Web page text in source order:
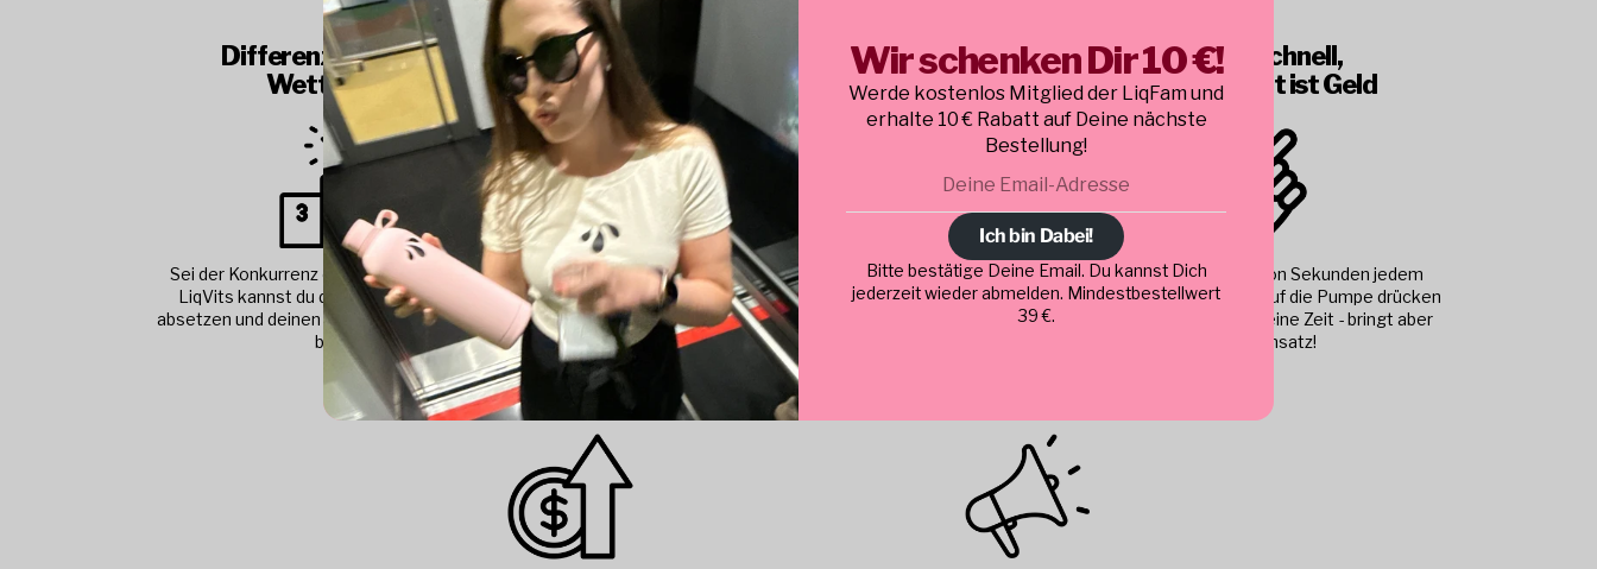
Wir schenken Dir 10 €!
Werde kostenlos Mitglied der LiqFam und
erhalte 10 € Rabatt auf Deine nächste
Bestellung!
Ich bin Dabei!
Bitte bestätige Deine Email. Du kannst Dich
jederzeit wieder abmelden. Mindestbestellwert
39 €.
Differenzierung zum
Wettbewerb
Sei der Konkurrenz einen Schritt voraus! Mit
LiqVits kannst du dich von der Konkurrenz
absetzen und deinen Kunden etwas einmaliges
bieten.
Health Conscious
Customer
Healthy ist der Mega-Trend bei Ernährung - aber
bitte in lecker und ohne Verzicht. Mach deine
Produkte Super Healthy - ohne Kompromisse
beim Geschmack.
Leicht, Schnell,
Flexibel - Zeit ist Geld
LiqVits sind innerhalb von Sekunden jedem
Produkt beigefügt. Kurz auf die Pumpe drücken
und fertig. Kostet dich keine Zeit - bringt aber
On-Top Umsatz!
Attraktive On-Top
Marge